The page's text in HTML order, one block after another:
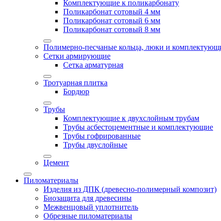
Комплектующие к поликарбонату
Поликарбонат сотовый 4 мм
Поликарбонат сотовый 6 мм
Поликарбонат сотовый 8 мм
Полимерно-песчаные кольца, люки и
Сетки армирующие
Сетка арматурная
Тротуарная плитка
Бордюр
Трубы
Комплектующие к двухслойным трубам
Трубы асбестоцементные и комплектующие
Трубы гофрированные
Трубы двуслойные
Цемент
Пиломатериалы
Изделия из ДПК (древесно-полимерный композит)
Биозащита для древесины
Межвенцовый уплотнитель
Обрезные пиломатериалы